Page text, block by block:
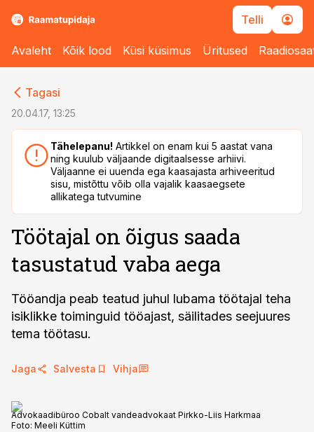
Telli
Avaleht Kõik lood Küsi küsimus Üritused
Tagasi
20.04.17, 13:25
Tähelepanu! Artikkel on enam kui 5 aastat vana
ning kuulub väljaande digitaalsesse arhiivi.
Väljaanne ei uuenda ega kaasajasta arhiveeritud
sisu, mistõttu võib olla vajalik kaasaegsete
allikatega tutvumine
Töötajal on õigus saada
tasustatud vaba aega
Tööandja peab teatud juhul lubama töötajal teha
isiklikke toiminguid tööajast, säilitades seejuures
tema töötasu.
Jaga Salvesta Vihja
Advokaadibüroo Cobalt vandeadvokaat Pirkko-Liis Harkmaa
Foto: Meeli Küttim